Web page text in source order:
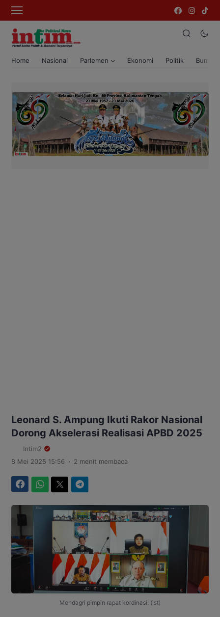
Home Nasional Parlemen Ekonomi Politik Bumi
Leonard S. Ampung Ikuti Rakor Nasional
Dorong Akselerasi Realisasi APBD 2025
Intim2
8 Mei 2025 15:56 . 2 menit membaca
Mendagri pimpin rapat kordinasi. (Ist)